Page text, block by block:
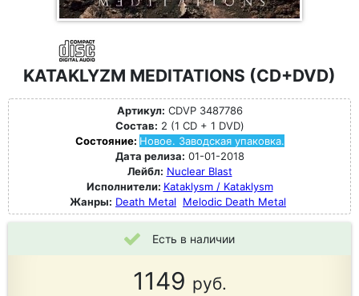
KATAKLYZM MEDITATIONS (CD+DVD)
Артикул: CDVP 3487786
Состав: 2 (1 CD + 1 DVD)
Состояние: Новое. Заводская упаковка.
Дата релиза: 01-01-2018
Лейбл: Nuclear Blast
Исполнители: Kataklysm / Kataklysm
Жанры: Death Metal Melodic Death Metal
Есть в наличии
1149 руб.